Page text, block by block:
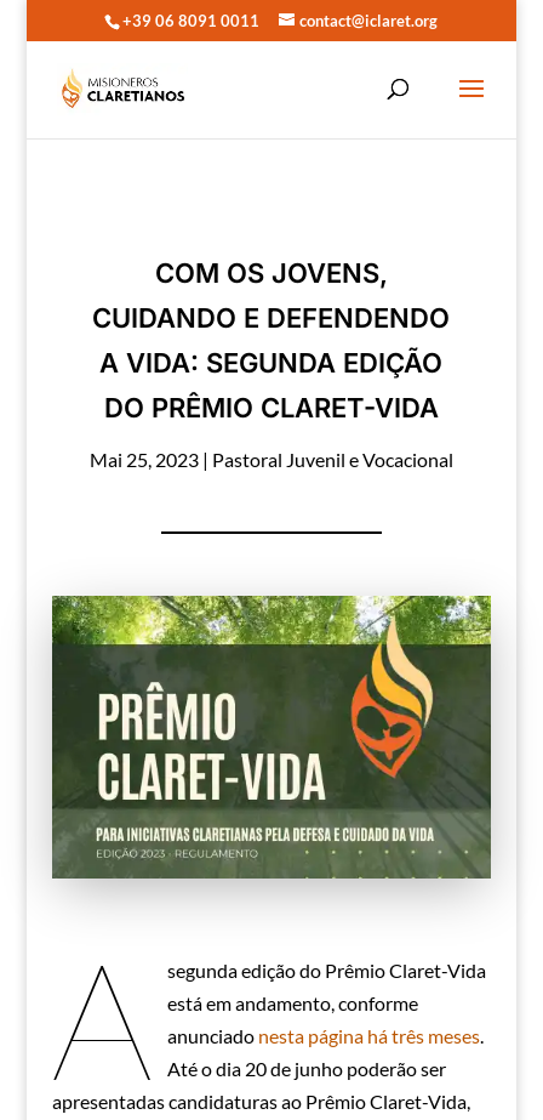
+39 06 8091 0011 contact@iclaret.org
COM OS JOVENS,
CUIDANDO E DEFENDENDO
A VIDA: SEGUNDA EDIÇÃO
DO PRÊMIO CLARET-VIDA
Mai 25, 2023| Pastoral Juvenil e Vocacional
A
segunda edição do Prêmio Claret-Vida
está em andamento, conforme
anunciado nesta página há três meses.
Até o dia 20 de junho poderão ser
apresentadas candidaturas ao Prêmio Claret-Vida,